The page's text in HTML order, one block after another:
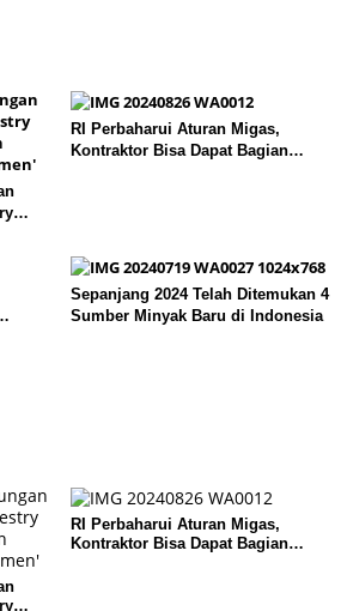
RI Perbaharui Aturan Migas,
Kontraktor Bisa Dapat Bagian
Sepanjang 2024 Telah Ditemukan 4
Sumber Minyak Baru di Indonesia
RI Perbaharui Aturan Migas,
Kontraktor Bisa Dapat Bagian